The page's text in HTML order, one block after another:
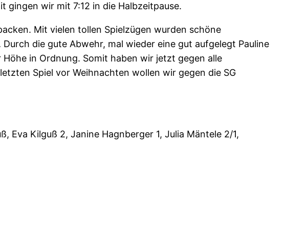
gingen wir mit 7:12 in die Halbzeitpause.
Mit vielen tollen Spielzügen wurden schöne
die gute Abwehr, mal wieder eine gut aufgelegt Pauline
in Ordnung. Somit haben wir jetzt gegen alle
Spiel vor Weihnachten wollen wir gegen die SG
Eva Kilguß 2, Janine Hagnberger 1, Julia Mäntele 2/1,